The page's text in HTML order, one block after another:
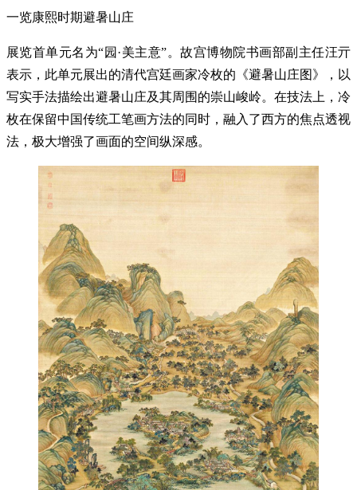
一览康熙时期避暑山庄
展览首单元名为“园·美主意”。故宫博物院书画部副主任汪亓
表示，此单元展出的清代宫廷画家冷枚的《避暑山庄图》，以
写实手法描绘出避暑山庄及其周围的崇山峻岭。在技法上，冷
枚在保留中国传统工笔画方法的同时，融入了西方的焦点透视
法，极大增强了画面的空间纵深感。